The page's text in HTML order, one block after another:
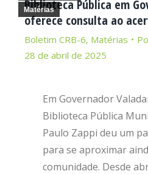
Matérias
Biblioteca Pública em
oferece consulta ao
Boletim CRB-6, Matérias
28 de abril de 2025
Em Governador
Biblioteca Pública
Paulo Zappi deu um
para se aproximar
comunidade. Desde